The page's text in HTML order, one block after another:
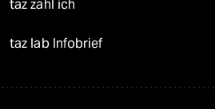
taz zahl ich
taz lab Infobrief